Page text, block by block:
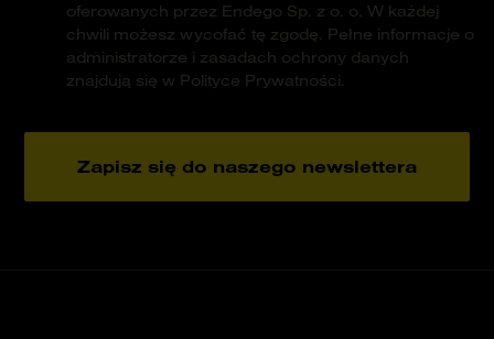
oferowanych przez Endego Sp. z o. o. W każdej
chwili możesz wycofać tę zgodę. Pełne informacje o
administratorze i zasadach ochrony danych
znajdują się w Polityce Prywatności.
Zapisz się do naszego newslettera